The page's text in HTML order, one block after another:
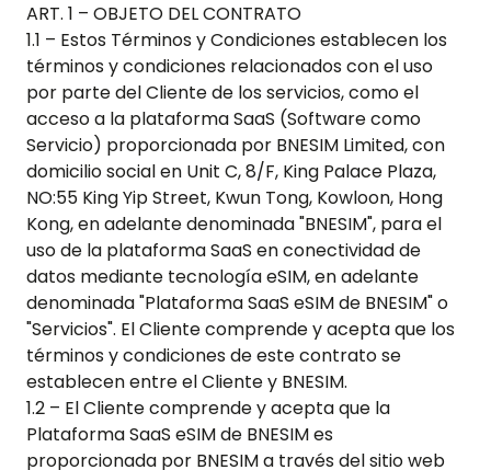
ART. 1 – OBJETO DEL CONTRATO
1.1 – Estos Términos y Condiciones establecen los
términos y condiciones relacionados con el uso
por parte del Cliente de los servicios, como el
acceso a la plataforma SaaS (Software como
Servicio) proporcionada por BNESIM Limited, con
domicilio social en Unit C, 8/F, King Palace Plaza,
NO:55 King Yip Street, Kwun Tong, Kowloon, Hong
Kong, en adelante denominada "BNESIM", para el
uso de la plataforma SaaS en conectividad de
datos mediante tecnología eSIM, en adelante
denominada "Plataforma SaaS eSIM de BNESIM" o
"Servicios". El Cliente comprende y acepta que los
términos y condiciones de este contrato se
establecen entre el Cliente y BNESIM.
1.2 – El Cliente comprende y acepta que la
Plataforma SaaS eSIM de BNESIM es
proporcionada por BNESIM a través del sitio web